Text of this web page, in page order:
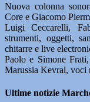
Nuova colonna
Core e Giacomo
Luigi Ceccarelli,
strumenti, oggetti,
chitarre e live
Paolo e Simone
Marussia Kevral, voci
Ultime notizie